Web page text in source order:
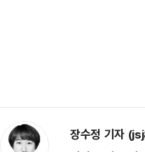
장수정 기자